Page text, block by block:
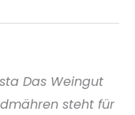
Das Weingut
steht für